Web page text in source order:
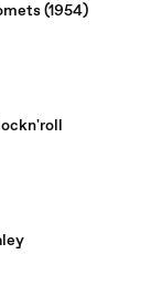
(1954)